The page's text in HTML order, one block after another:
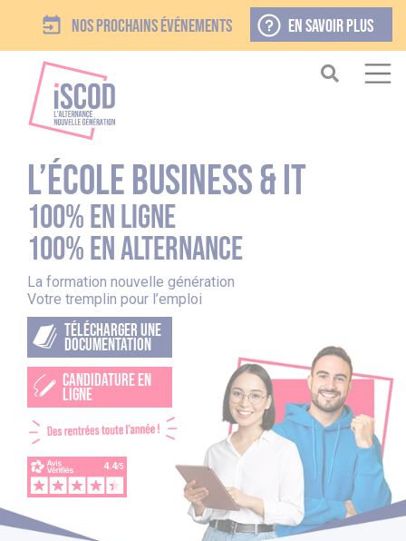
Nos prochains événements EN SAVOIR PLUS
l’école business & it
100% en ligne
100% en alternance
La formation nouvelle génération
Votre tremplin pour l’emploi
TÉLÉCHARGER UNE
DOCUMENTATION
CANDIDATURE EN
LIGNE